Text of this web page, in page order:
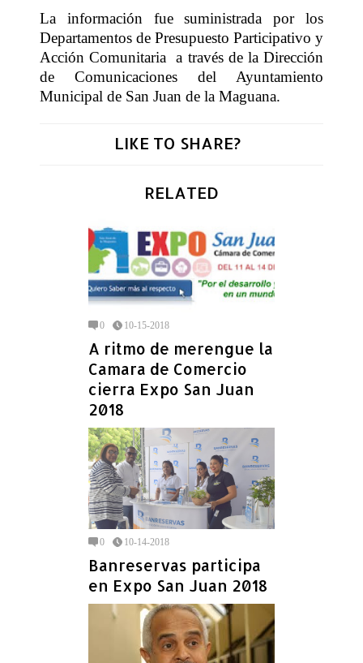
La información fue suministrada por los
Departamentos de Presupuesto Participativo y
Acción Comunitaria a través de la Dirección
de Comunicaciones del Ayuntamiento
Municipal de San Juan de la Maguana.
LIKE TO SHARE?
RELATED
0 10-15-2018
A ritmo de merengue la
Camara de Comercio
cierra Expo San Juan
2018
0 10-14-2018
Banreservas participa
en Expo San Juan 2018